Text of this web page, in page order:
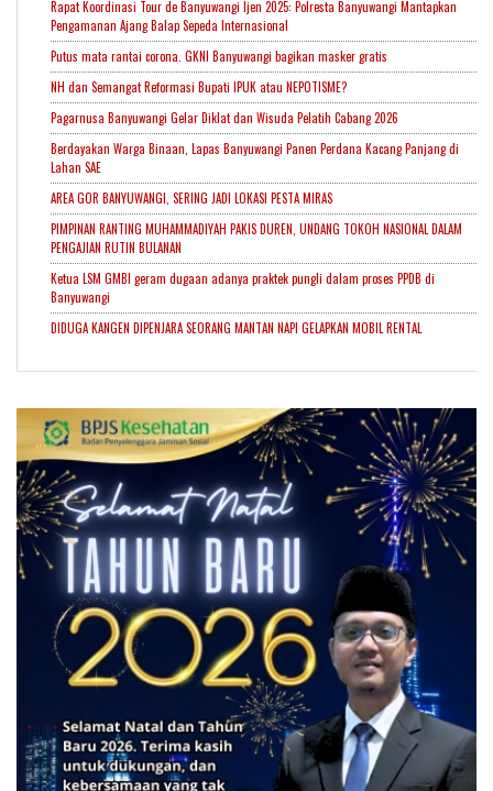
Rapat Koordinasi Tour de Banyuwangi Ijen 2025: Polresta Banyuwangi Mantapkan
Pengamanan Ajang Balap Sepeda Internasional
Putus mata rantai corona. GKNI Banyuwangi bagikan masker gratis
NH dan Semangat Reformasi Bupati IPUK atau NEPOTISME?
Pagarnusa Banyuwangi Gelar Diklat dan Wisuda Pelatih Cabang 2026
Berdayakan Warga Binaan, Lapas Banyuwangi Panen Perdana Kacang Panjang di
Lahan SAE
AREA GOR BANYUWANGI, SERING JADI LOKASI PESTA MIRAS
PIMPINAN RANTING MUHAMMADIYAH PAKIS DUREN, UNDANG TOKOH NASIONAL DALAM
PENGAJIAN RUTIN BULANAN
Ketua LSM GMBI geram dugaan adanya praktek pungli dalam proses PPDB di
Banyuwangi
DIDUGA KANGEN DIPENJARA SEORANG MANTAN NAPI GELAPKAN MOBIL RENTAL